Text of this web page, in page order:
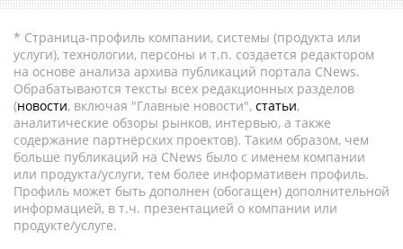
* Страница-профиль компании, системы (продукта или
услуги), технологии, персоны и т.п. создается редактором
на основе анализа архива публикаций портала CNews.
Обрабатываются тексты всех редакционных разделов
(новости, включая "Главные новости", статьи,
аналитические обзоры рынков, интервью, а также
содержание партнёрских проектов). Таким образом, чем
больше публикаций на CNews было с именем компании
или продукта/услуги, тем более информативен профиль.
Профиль может быть дополнен (обогащен) дополнительной
информацией, в т.ч. презентацией о компании или
продукте/услуге.